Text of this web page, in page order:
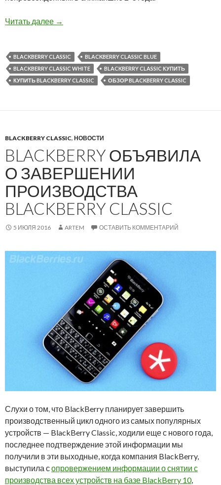
Читать далее Вы можете купить BlackBerry Classic в нашем
→
BLACKBERRY CLASSIC
BLACKBERRY CLASSIC BLUE
BLACKBERRY CLASSIC WHITE
BLACKBERRY CLASSIC КУПИТЬ
КУПИТЬ BLACKBERRY CLASSIC
ОБЗОР BLACKBERRY CLASSIC
BLACKBERRY CLASSIC, НОВОСТИ
BLACKBERRY ОБЪЯВИЛА
О ЗАВЕРШЕНИИ
ПРОИЗВОДСТВА
BLACKBERRY CLASSIC
5 ИЮЛЯ 2016 ARTEM ОСТАВИТЬ КОММЕНТАРИЙ
Слухи о том, что BlackBerry планирует завершить
производственный цикл одного из самых популярных
устройств — BlackBerry Classic, ходили еще с нового года,
последнее подтверждение этой информации мы
получили в эти выходные, когда компания BlackBerry,
выступила сопровержением информации о снятии с
производства всех устройств на базе BlackBerry 10,